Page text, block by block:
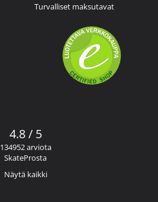
Turvalliset maksutavat
4.8 / 5
134952 arviota
SkateProsta
Näytä kaikki